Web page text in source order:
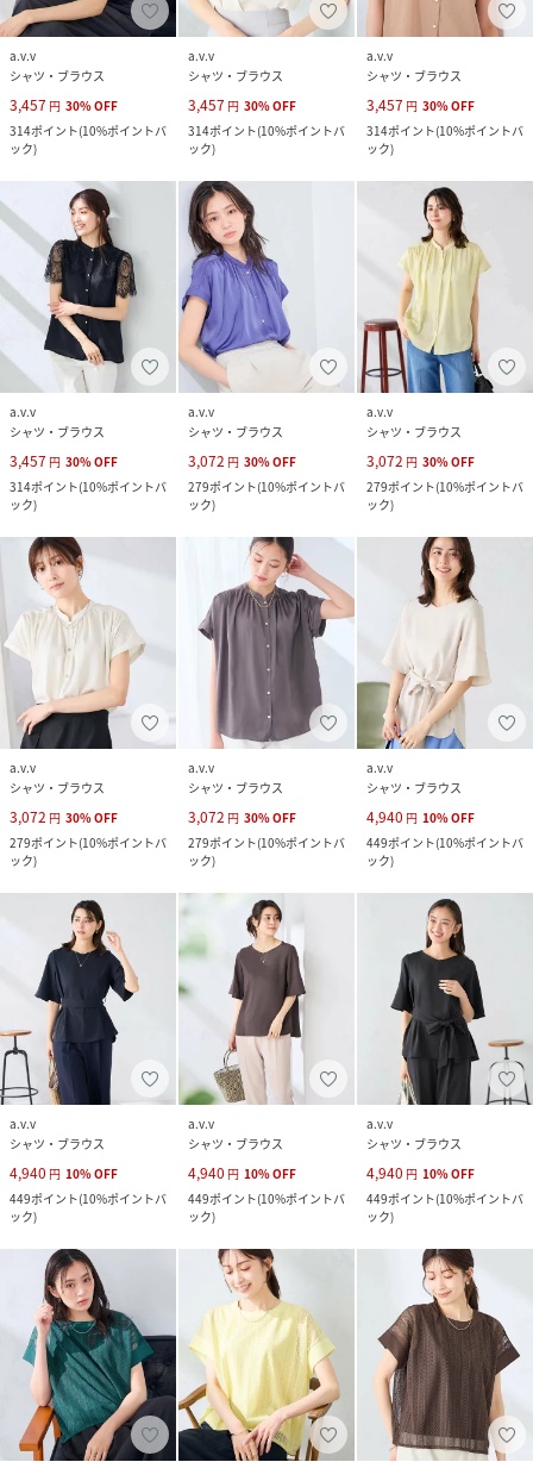
a.v.v
シャツ・ブラウス
3,457 円 30%OFF
314ポイント(10%ポイントバ
ック)
a.v.v
シャツ・ブラウス
3,457 円 30%OFF
314ポイント(10%ポイントバ
ック)
a.v.v
シャツ・ブラウス
3,457 円 30%OFF
314ポイント(10%ポイントバ
ック)
a.v.v
シャツ・ブラウス
3,457 円 30%OFF
314ポイント(10%ポイントバ
ック)
a.v.v
シャツ・ブラウス
3,072 円 30%OFF
279ポイント(10%ポイントバ
ック)
a.v.v
シャツ・ブラウス
3,072 円 30%OFF
279ポイント(10%ポイントバ
ック)
a.v.v
シャツ・ブラウス
3,072 円 30%OFF
279ポイント(10%ポイントバ
ック)
a.v.v
シャツ・ブラウス
3,072 円 30%OFF
279ポイント(10%ポイントバ
ック)
a.v.v
シャツ・ブラウス
4,940 円 10%OFF
449ポイント(10%ポイントバ
ック)
a.v.v
シャツ・ブラウス
4,940 円 10%OFF
449ポイント(10%ポイントバ
ック)
a.v.v
シャツ・ブラウス
4,940 円 10%OFF
449ポイント(10%ポイントバ
ック)
a.v.v
シャツ・ブラウス
4,940 円 10%OFF
449ポイント(10%ポイントバ
ック)